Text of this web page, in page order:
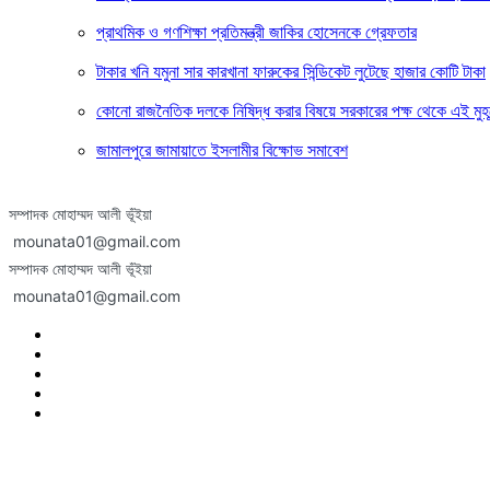
প্রাথমিক ও গণশিক্ষা প্রতিমন্ত্রী জাকির হোসেনকে গ্রেফতার
টাকার খনি যমুনা সার কারখানা ফারুকের সিন্ডিকেট লুটেছে হাজার কোটি টাকা
কোনো রাজনৈতিক দলকে নিষিদ্ধ করার বিষয়ে সরকারের পক্ষ থেকে এই
জামালপুরে জামায়াতে ইসলামীর বিক্ষোভ সমাবেশ
সম্পাদক মোহাম্মদ আলী ভূঁইয়া
mounata01@gmail.com
সম্পাদক মোহাম্মদ আলী ভূঁইয়া
mounata01@gmail.com